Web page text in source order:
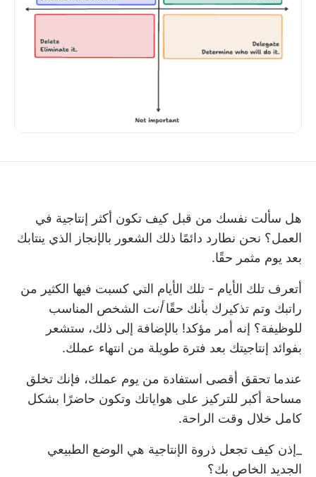
هل سألت نفسك من قبل كيف تكون أكثر إنتاجية في
العمل؟ نحن نطارد دائمًا ذلك الشعور بالإنجاز الذي ينتابك
بعد يوم مثمر حقًا.
أتعرف تلك الأيام - تلك الأيام التي كسبت فيها الكثير من
راتبك وتم تذكيرك بأنك حقًاأنت الشخص المناسب
للوظيفة؟ إنه أمر مؤكد! بالإضافة إلى ذلك، ستشعر
بفوائد إنتاجيتك بعد فترة طويلة من انتهاء عملك.
عندما تحقق أقصى استفادة من يوم عملك، فإنك تخلق
مساحة أكبر للتركيز على هواياتك وتكون حاضرًا بشكل
كامل خلال وقت الراحة.
_إذن كيف تجعل ذروة الإنتاجية هي الوضع الطبيعي
الجديد الخاص بك؟